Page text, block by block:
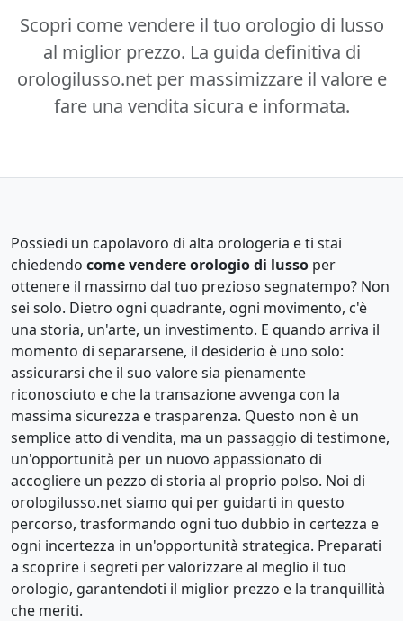
Scopri come vendere il tuo orologio di lusso
al miglior prezzo. La guida definitiva di
orologilusso.net per massimizzare il valore e
fare una vendita sicura e informata.
Possiedi un capolavoro di alta orologeria e ti stai
chiedendo come vendere orologio di lusso per
ottenere il massimo dal tuo prezioso segnatempo? Non
sei solo. Dietro ogni quadrante, ogni movimento, c'è
una storia, un'arte, un investimento. E quando arriva il
momento di separarsene, il desiderio è uno solo:
assicurarsi che il suo valore sia pienamente
riconosciuto e che la transazione avvenga con la
massima sicurezza e trasparenza. Questo non è un
semplice atto di vendita, ma un passaggio di testimone,
un'opportunità per un nuovo appassionato di
accogliere un pezzo di storia al proprio polso. Noi di
orologilusso.net siamo qui per guidarti in questo
percorso, trasformando ogni tuo dubbio in certezza e
ogni incertezza in un'opportunità strategica. Preparati
a scoprire i segreti per valorizzare al meglio il tuo
orologio, garantendoti il miglior prezzo e la tranquillità
che meriti.